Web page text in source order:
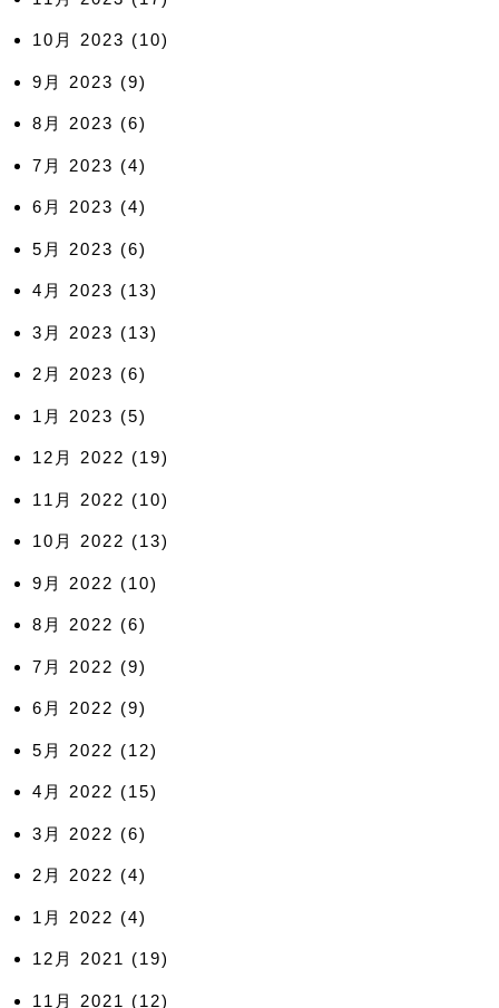
10月 2023 (10)
9月 2023 (9)
8月 2023 (6)
7月 2023 (4)
6月 2023 (4)
5月 2023 (6)
4月 2023 (13)
3月 2023 (13)
2月 2023 (6)
1月 2023 (5)
12月 2022 (19)
11月 2022 (10)
10月 2022 (13)
9月 2022 (10)
8月 2022 (6)
7月 2022 (9)
6月 2022 (9)
5月 2022 (12)
4月 2022 (15)
3月 2022 (6)
2月 2022 (4)
1月 2022 (4)
12月 2021 (19)
11月 2021 (12)